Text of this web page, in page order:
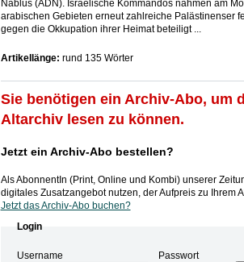
Nablus (ADN). Israelische Kommandos nahmen am
arabischen Gebieten erneut zahlreiche Palästinenser
gegen die Okkupation ihrer Heimat beteiligt ...
Artikellänge: rund 135 Wörter
Sie benötigen ein Archiv-Abo, um
Altarchiv lesen zu können.
Jetzt ein Archiv-Abo bestellen?
Als AbonnentIn (Print, Online und Kombi) unserer
digitales Zusatzangebot nutzen, der Aufpreis zu Ihrem
Jetzt das Archiv-Abo buchen?
Login
Username Passwort